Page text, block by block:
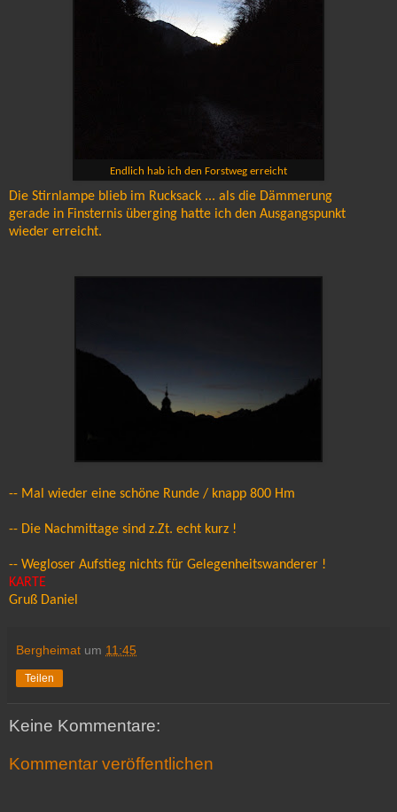
Endlich hab ich den Forstweg erreicht
Die Stirnlampe blieb im Rucksack ... als die Dämmerung
gerade in Finsternis überging hatte ich den Ausgangspunkt
wieder erreicht.
-- Mal wieder eine schöne Runde / knapp 800 Hm
-- Die Nachmittage sind z.Zt. echt kurz !
-- Wegloser Aufstieg nichts für Gelegenheitswanderer !
KARTE
Gruß Daniel
Bergheimat um 11:45
Teilen
Keine Kommentare:
Kommentar veröffentlichen